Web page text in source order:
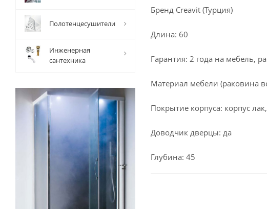
Бренд Creavit (Турция)
Длина: 60
Гарантия: 2 года на мебель,
Материал мебели (раковина
Покрытие корпуса: корпус
Доводчик дверцы: да
Глубина: 45
Полотенцесушители
Инженерная
сантехника